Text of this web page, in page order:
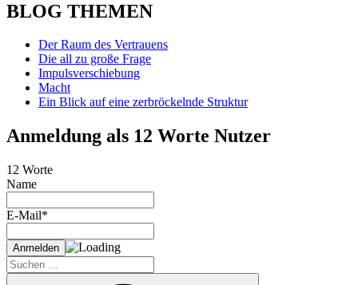
BLOG THEMEN
Der Raum des Vertrauens
Die all zu große Frage
Impulsverschiebung
Macht
Ein Blick auf eine zerbröckelnde Struktur
Anmeldung als 12 Worte Nutzer
12 Worte
Name
E-Mail*
Suche
nach: